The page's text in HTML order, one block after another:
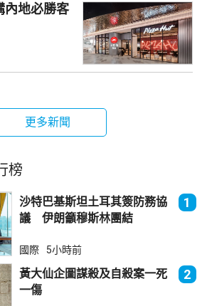
內地必勝客
更多新聞
榜
沙特巴基斯坦土耳其簽防務協
議 伊朗籲穆斯林團結
1
國際 5小時前
黃大仙企圖謀殺及自殺案一死
一傷
2